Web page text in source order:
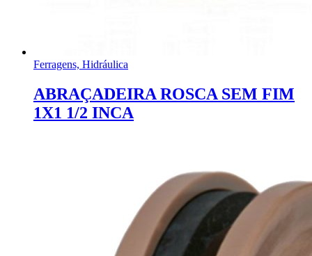
Ferragens, Hidráulica
ABRAÇADEIRA ROSCA SEM FIM
1X1 1/2 INCA